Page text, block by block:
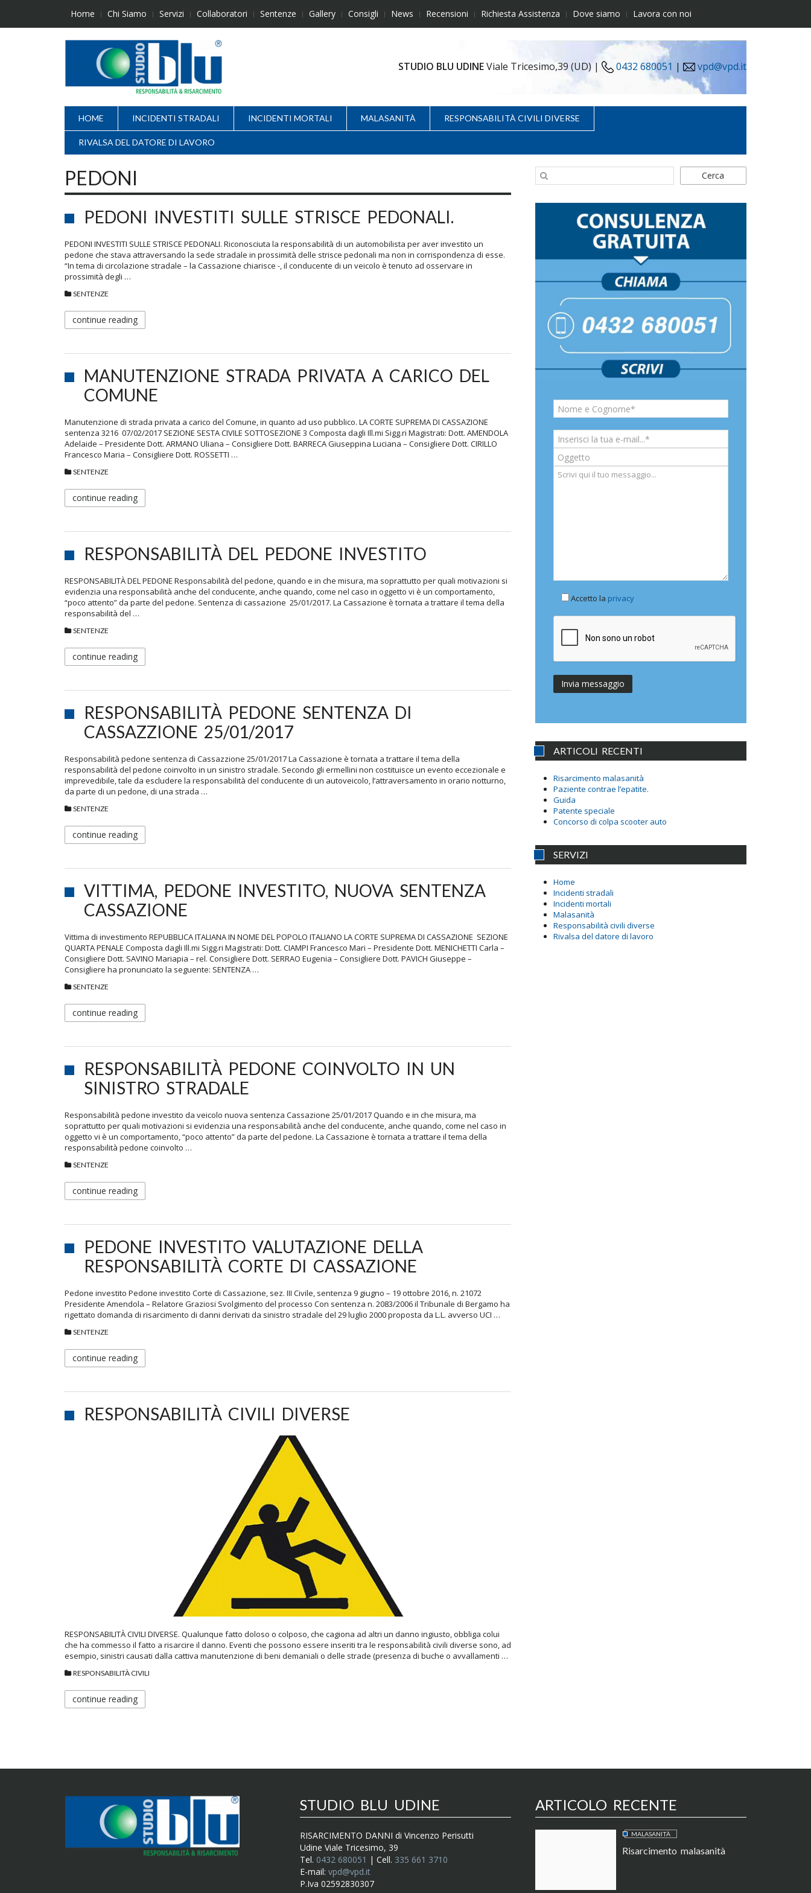
content
Home Chi Siamo Servizi Collaboratori Sentenze Gallery Consigli News Recensioni Richiesta Assistenza Dove siamo Lavora con noi
STUDIO BLU UDINEViale Tricesimo,39 (UD) | 0432 680051 | vpd@vpd.it
HOME INCIDENTI STRADALI INCIDENTI MORTALI MALASANITÀ RESPONSABILITÀ CIVILI DIVERSE
RIVALSA DEL DATORE DI LAVORO
PEDONI
PEDONI INVESTITI SULLE STRISCE PEDONALI.
PEDONI INVESTITI SULLE STRISCE PEDONALI. Riconosciuta la responsabilità di un automobilista per aver investito un
pedone che stava attraversando la sede stradale in prossimità delle strisce pedonali ma non in corrispondenza di esse.
“In tema di circolazione stradale – la Cassazione chiarisce -, il conducente di un veicolo è tenuto ad osservare in
prossimità degli …
SENTENZE
continue reading
MANUTENZIONE STRADA PRIVATA A CARICO DEL
COMUNE
Manutenzione di strada privata a carico del Comune, in quanto ad uso pubblico. LA CORTE SUPREMA DI CASSAZIONE
sentenza 3216 07/02/2017 SEZIONE SESTA CIVILE SOTTOSEZIONE 3 Composta dagli Ill.mi Sigg.ri Magistrati: Dott. AMENDOLA
Adelaide – Presidente Dott. ARMANO Uliana – Consigliere Dott. BARRECA Giuseppina Luciana – Consigliere Dott. CIRILLO
Francesco Maria – Consigliere Dott. ROSSETTI …
SENTENZE
continue reading
RESPONSABILITÀ DEL PEDONE INVESTITO
RESPONSABILITÀ DEL PEDONE Responsabilità del pedone, quando e in che misura, ma soprattutto per quali motivazioni si
evidenzia una responsabilità anche del conducente, anche quando, come nel caso in oggetto vi è un comportamento,
“poco attento” da parte del pedone. Sentenza di cassazione 25/01/2017. La Cassazione è tornata a trattare il tema della
responsabilità del …
SENTENZE
continue reading
RESPONSABILITÀ PEDONE SENTENZA DI
CASSAZZIONE 25/01/2017
Responsabilità pedone sentenza di Cassazzione 25/01/2017 La Cassazione è tornata a trattare il tema della
responsabilità del pedone coinvolto in un sinistro stradale. Secondo gli ermellini non costituisce un evento eccezionale e
imprevedibile, tale da escludere la responsabilità del conducente di un autoveicolo, l’attraversamento in orario notturno,
da parte di un pedone, di una strada …
SENTENZE
continue reading
VITTIMA, PEDONE INVESTITO, NUOVA SENTENZA
CASSAZIONE
Vittima di investimento REPUBBLICA ITALIANA IN NOME DEL POPOLO ITALIANO LA CORTE SUPREMA DI CASSAZIONE SEZIONE
QUARTA PENALE Composta dagli Ill.mi Sigg.ri Magistrati: Dott. CIAMPI Francesco Mari – Presidente Dott. MENICHETTI Carla –
Consigliere Dott. SAVINO Mariapia – rel. Consigliere Dott. SERRAO Eugenia – Consigliere Dott. PAVICH Giuseppe –
Consigliere ha pronunciato la seguente: SENTENZA …
SENTENZE
continue reading
RESPONSABILITÀ PEDONE COINVOLTO IN UN
SINISTRO STRADALE
Responsabilità pedone investito da veicolo nuova sentenza Cassazione 25/01/2017 Quando e in che misura, ma
soprattutto per quali motivazioni si evidenzia una responsabilità anche del conducente, anche quando, come nel caso in
oggetto vi è un comportamento, “poco attento” da parte del pedone. La Cassazione è tornata a trattare il tema della
responsabilità pedone coinvolto …
SENTENZE
continue reading
PEDONE INVESTITO VALUTAZIONE DELLA
RESPONSABILITÀ CORTE DI CASSAZIONE
Pedone investito Pedone investito Corte di Cassazione, sez. III Civile, sentenza 9 giugno – 19 ottobre 2016, n. 21072
Presidente Amendola – Relatore Graziosi Svolgimento del processo Con sentenza n. 2083/2006 il Tribunale di Bergamo ha
rigettato domanda di risarcimento di danni derivati da sinistro stradale del 29 luglio 2000 proposta da L.L. avverso UCI …
SENTENZE
continue reading
RESPONSABILITÀ CIVILI DIVERSE
RESPONSABILITÀ CIVILI DIVERSE. Qualunque fatto doloso o colposo, che cagiona ad altri un danno ingiusto, obbliga colui
che ha commesso il fatto a risarcire il danno. Eventi che possono essere inseriti tra le responsabilità civili diverse sono, ad
esempio, sinistri causati dalla cattiva manutenzione di beni demaniali o delle strade (presenza di buche o avvallamenti …
RESPONSABILITÀ CIVILI
continue reading
Cerca
Accetto la privacy
ARTICOLI RECENTI
Risarcimento malasanità
Paziente contrae l’epatite.
Guida
Patente speciale
Concorso di colpa scooter auto
SERVIZI
Home
Incidenti stradali
Incidenti mortali
Malasanità
Responsabilità civili diverse
Rivalsa del datore di lavoro
STUDIO BLU UDINE
RISARCIMENTO DANNI di Vincenzo Perisutti
Udine Viale Tricesimo, 39
Tel. 0432 680051 | Cell. 335 661 3710
E-mail: vpd@vpd.it
P.Iva 02592830307
ARTICOLO RECENTE
MALASANITÀ
Risarcimento malasanità